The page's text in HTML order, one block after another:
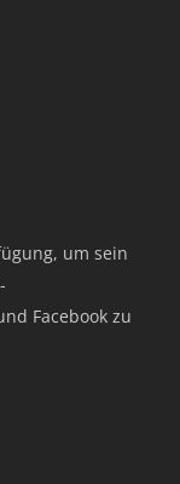
um sein
Facebook zu